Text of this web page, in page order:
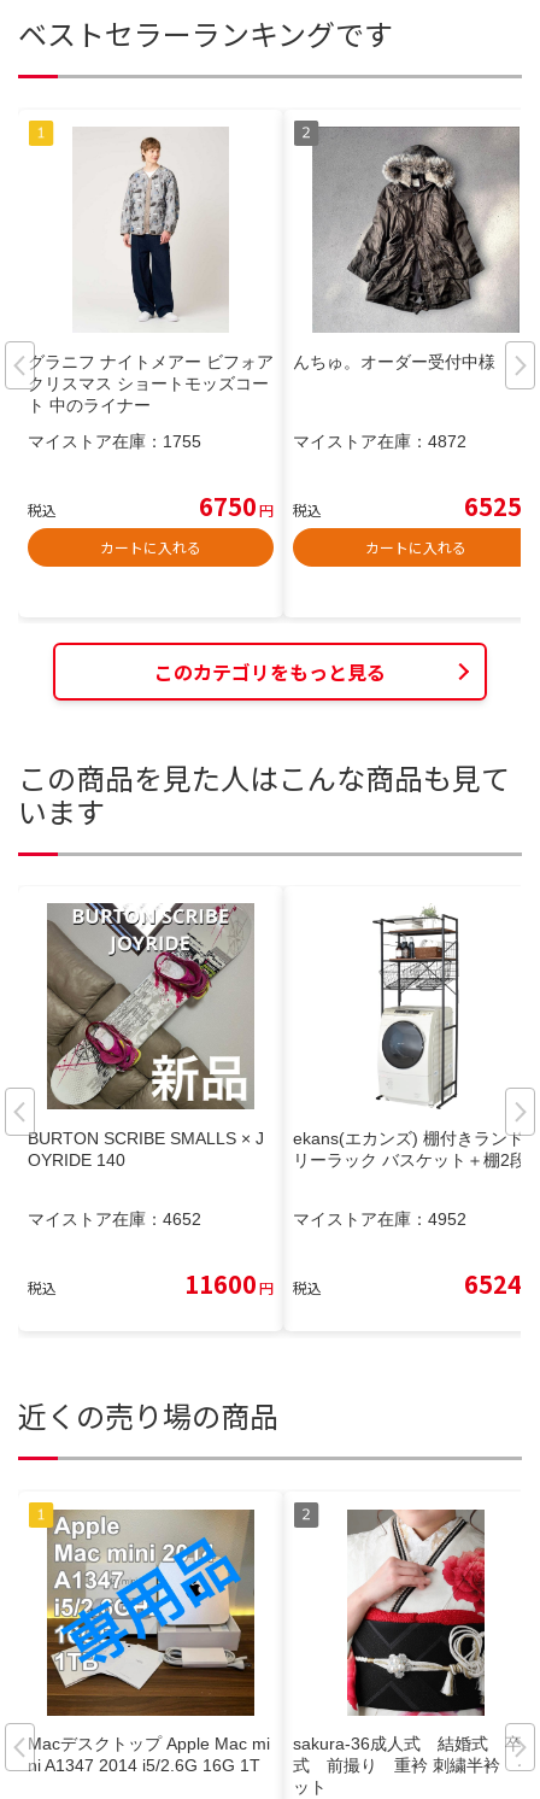
ベストセラーランキングです
グラニフ ナイトメアー ビフォア
クリスマス ショートモッズコー
ト 中のライナー
マイストア在庫： 1755
税込 6750円
カートに入れる
んちゅ。オーダー受付中様
マイストア在庫： 4872
税込 6525
カートに入れる
このカテゴリをもっと見る
この商品を見た人はこんな商品も見て
います
BURTON SCRIBE SMALLS × J
OYRIDE 140
マイストア在庫： 4652
税込 11600円
ekans(エカンズ) 棚付きランド
リーラック バスケット＋棚2段
マイストア在庫： 4952
税込 6524
近くの売り場の商品
Macデスクトップ Apple Mac mi
ni A1347 2014 i5/2.6G 16G 1T
sakura-36成人式 結婚式 卒業
式 前撮り 重衿 刺繍半衿 セ
ット